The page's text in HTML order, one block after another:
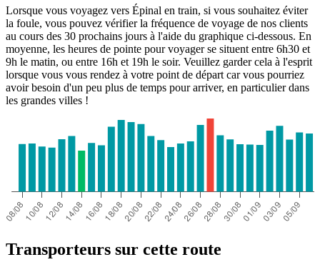
Lorsque vous voyagez vers Épinal en train, si vous souhaitez éviter
la foule, vous pouvez vérifier la fréquence de voyage de nos clients
au cours des 30 prochains jours à l'aide du graphique ci-dessous. En
moyenne, les heures de pointe pour voyager se situent entre 6h30 et
9h le matin, ou entre 16h et 19h le soir. Veuillez garder cela à l'esprit
lorsque vous vous rendez à votre point de départ car vous pourriez
avoir besoin d'un peu plus de temps pour arriver, en particulier dans
les grandes villes !
Transporteurs sur cette route